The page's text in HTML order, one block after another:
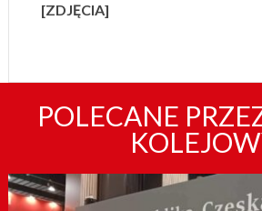
[ZDJĘCIA]
POLECANE